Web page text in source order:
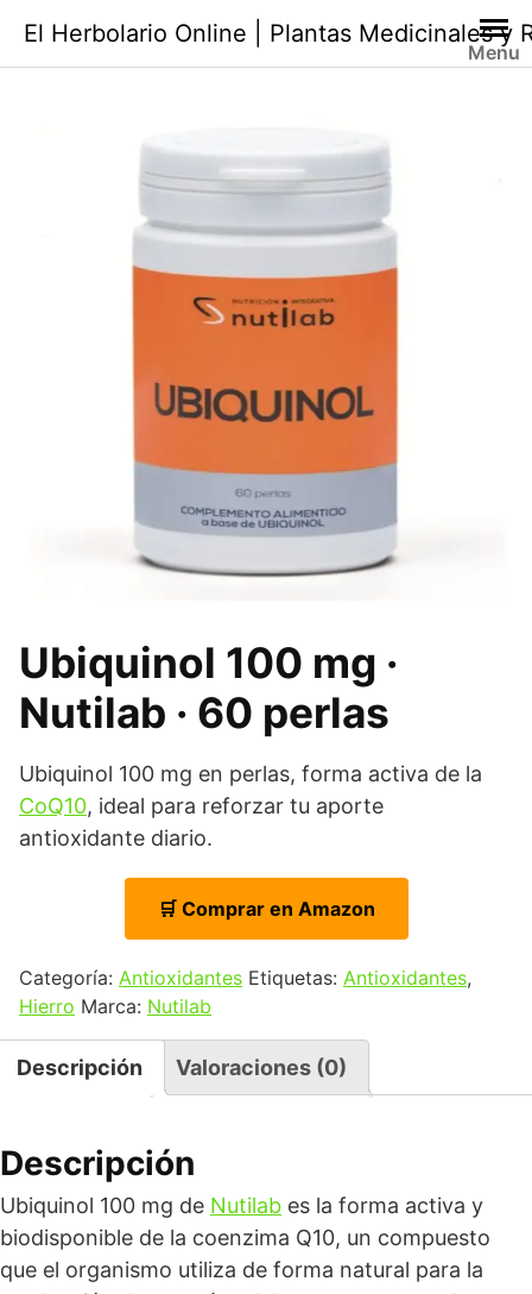
contenido
El Herbolario Online | Plantas Medicinales y
Menu
Ubiquinol 100 mg ·
Nutilab · 60 perlas
Ubiquinol 100 mg en perlas, forma activa de la
CoQ10, ideal para reforzar tu aporte
antioxidante diario.
🛒 Comprar en Amazon
Categoría: Antioxidantes Etiquetas: Antioxidantes,
Hierro Marca: Nutilab
Descripción Valoraciones (0)
Descripción
Ubiquinol 100 mg de Nutilab es la forma activa y
biodisponible de la coenzima Q10, un compuesto
que el organismo utiliza de forma natural para la